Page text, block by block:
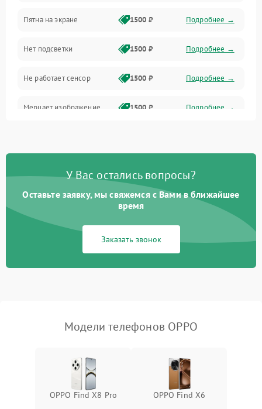
Проблемы с питанием, зарядкой и аккумулятором
Проблемы с работой системы, корпусом и другие
Пятна на экране 1500 ₽ Подробнее →
Нет подсветки 1500 ₽ Подробнее →
Не работает сенсор 1500 ₽ Подробнее →
Мерцает изображение 1500 ₽ Подробнее →
У Вас остались вопросы?
Оставьте заявку, мы свяжемся с Вами в ближайшее
время
Заказать звонок
Модели телефонов OPPO
OPPO Find X8 Pro OPPO Find X6